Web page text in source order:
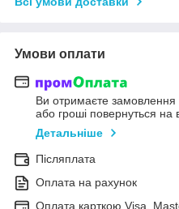
Умови оплати
Ви отримаєте замовлення
або гроші повернуться на
Детальніше
Післяплата
Оплата на рахунок
Оплата карткою Visa,